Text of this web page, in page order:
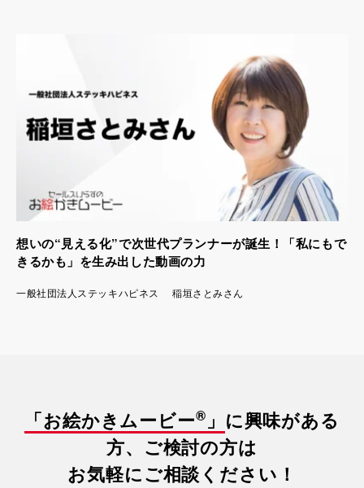
想いの“見える化”で次世代プランナーが誕生！「私にもで
きるかも」を生み出した動画の力
一般社団法人ステッキハピネス 稲垣さとみさん
「お絵かきムービー® 」 に興味がある
方、ご検討の方は
お気軽にご相談ください！